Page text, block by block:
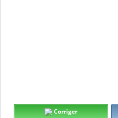
Corriger